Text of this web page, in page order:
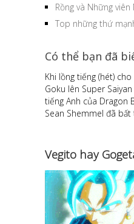
Rồng và Những viên
Top những thứ
Có thể bạn đã
Khi lồng tiếng (hét)
Goku lên Super
tiếng Anh của Dragon
Sean Shemmel đã bất
Vegito hay